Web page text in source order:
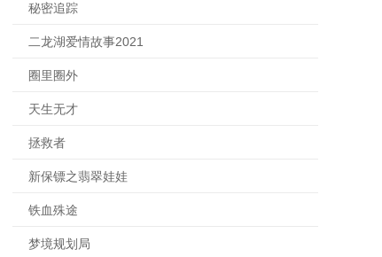
秘密追踪
二龙湖爱情故事2021
圈里圈外
天生无才
拯救者
新保镖之翡翠娃娃
铁血殊途
梦境规划局